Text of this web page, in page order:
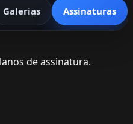
Galerias Assinaturas
de assinatura.